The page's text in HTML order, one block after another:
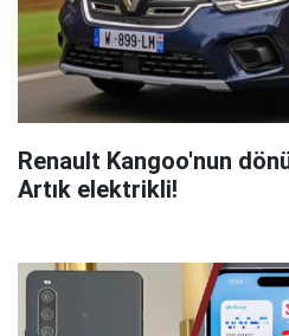
Renault Kangoo'nun
Artık elektrikli!